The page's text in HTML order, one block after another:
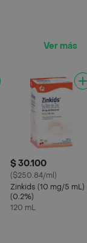
Ver más
$ 30.100
($250.84/ml)
Zinkids (10 mg/5 mL)
(0.2%)
120 mL